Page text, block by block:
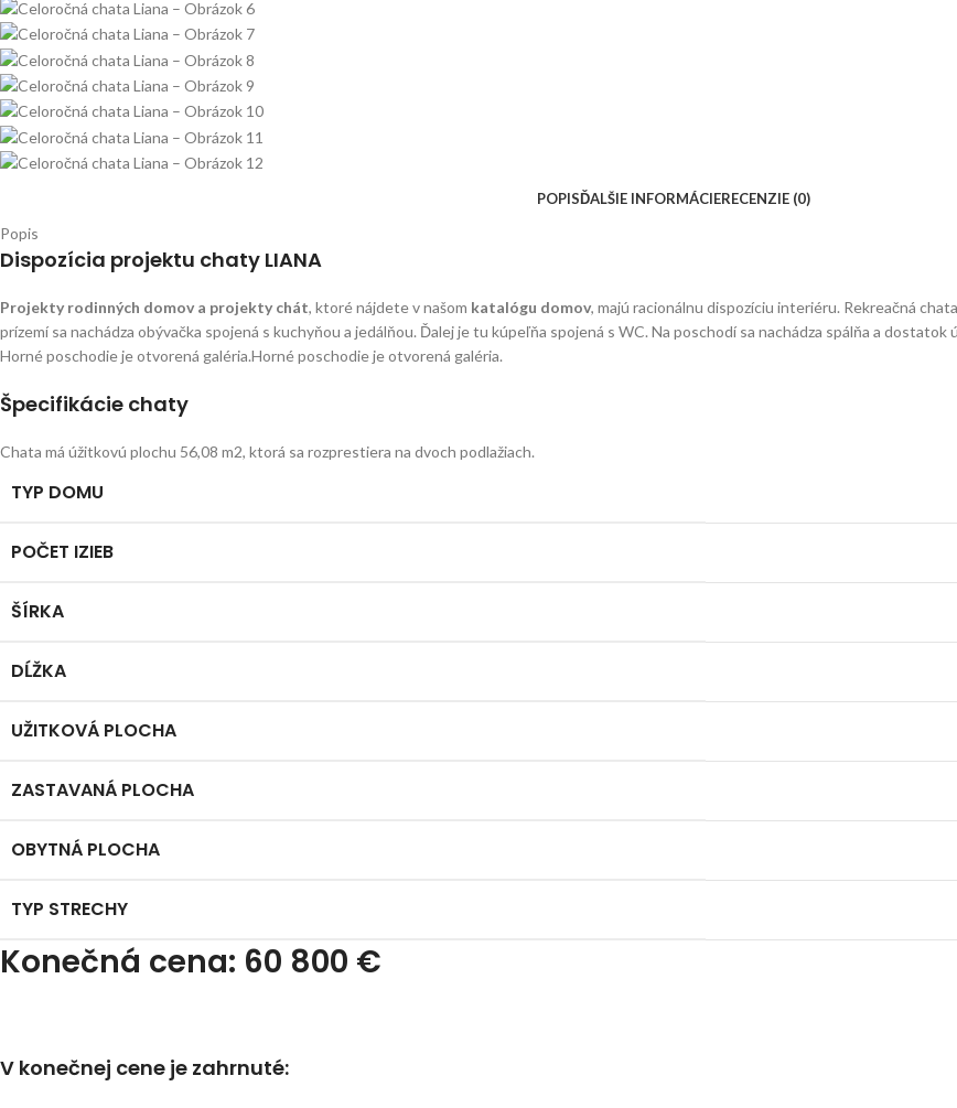
POPISĎALŠIE INFORMÁCIERECENZIE (0)
Popis
Dispozícia projektu chaty LIANA
Projekty rodinných domov a projekty chát, ktoré nájdete v našom katalógu domov, majú racionálnu dispozíciu interiéru. Rekreačná
prízemí sa nachádza obývačka spojená s kuchyňou a jedálňou. Ďalej je tu kúpeľňa spojená s WC. Na poschodí sa nachádza spálňa a
Horné poschodie je otvorená galéria.Horné poschodie je otvorená galéria.
Špecifikácie chaty
Chata má úžitkovú plochu 56,08 m2, ktorá sa rozprestiera na dvoch podlažiach.
TYP DOMU
POČET IZIEB
ŠÍRKA
DĹŽKA
UŽITKOVÁ PLOCHA
ZASTAVANÁ PLOCHA
OBYTNÁ PLOCHA
TYP STRECHY
Konečná cena: 60 800 €
V konečnej cene je zahrnuté: